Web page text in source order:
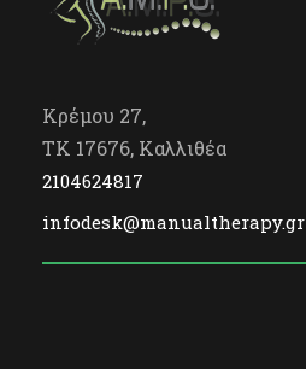
Κρέμου 27,
TK 17676, Καλλιθέα
2104624817
infodesk@manualtherapy.gr